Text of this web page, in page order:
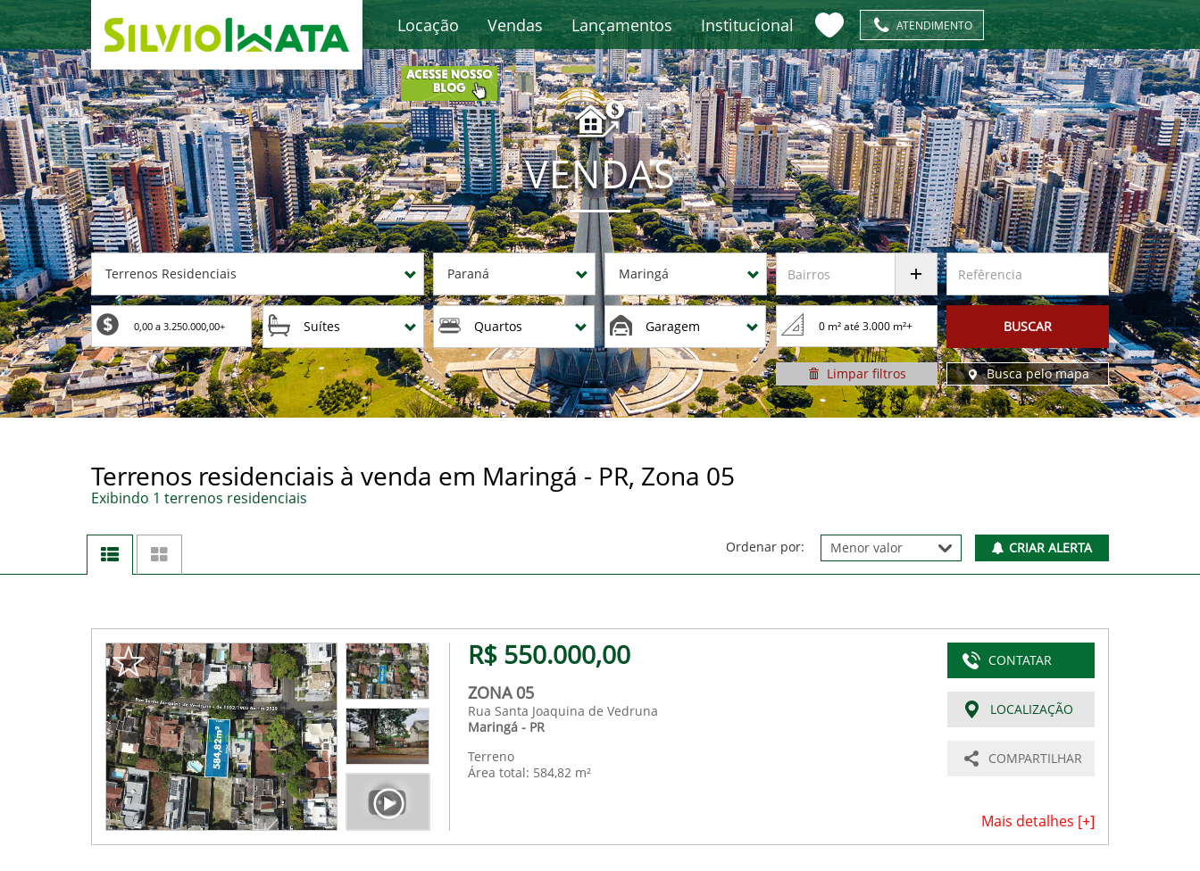
Locação Vendas Lançamentos Institucional ATENDIMENTO
VENDAS
Terrenos Residenciais Paraná Maringá
Suítes Quartos Garagem BUSCAR
Busca pelomapa
Limpar filtros
Terrenos residenciais à venda em Maringá - PR, Zona 05
Exibindo 1 terrenos residenciais
CRIAR ALERTA
Ordenar por:
R$ 550.000,00
ZONA 05
Rua Santa Joaquina de Vedruna
Maringá - PR
Terreno
Área total: 584,82 m²
CONTATAR
LOCALIZAÇÃO
COMPARTILHAR
Mais detalhes [+]